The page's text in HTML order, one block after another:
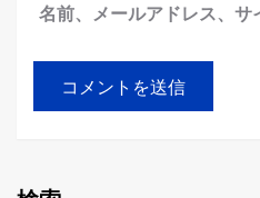
名前、メールアドレス、サ